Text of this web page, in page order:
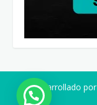
Desarrollado por